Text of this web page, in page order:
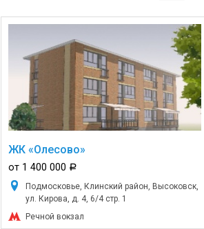
ЖК «Олесово»
от 1 400 000 a
Подмосковье, Клинский район, Высоковск,
ул. Кирова, д. 4, 6/4 стр. 1
Речной вокзал